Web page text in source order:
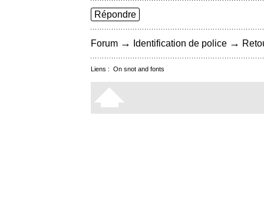
Répondre
Forum → Identification de police →
Liens : On snot and fonts